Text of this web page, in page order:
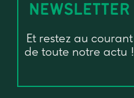
NEWSLETTER
Et restez au courant
de toute notre actu !